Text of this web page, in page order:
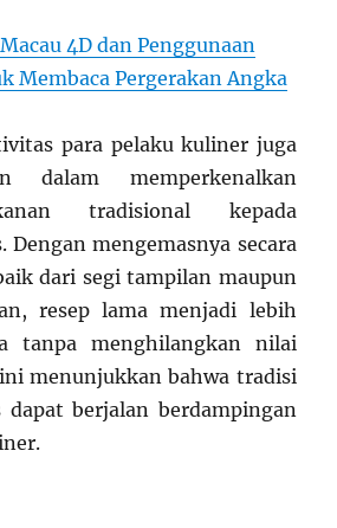
4D dan Penggunaan
Membaca Pergerakan Angka
para pelaku kuliner juga
dalam memperkenalkan
tradisional kepada
Dengan mengemasnya secara
dari segi tampilan maupun
resep lama menjadi lebih
tanpa menghilangkan nilai
menunjukkan bahwa tradisi
berjalan berdampingan